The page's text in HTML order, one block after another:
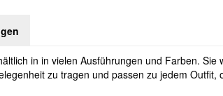
in in vielen Ausführungen und Farben.
zu tragen und passen zu jedem